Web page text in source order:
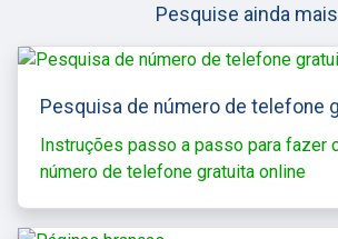
Pesquise ainda
Pesquisa de número de telefone
Instruções passo a passo para fazer
número de telefone gratuita online